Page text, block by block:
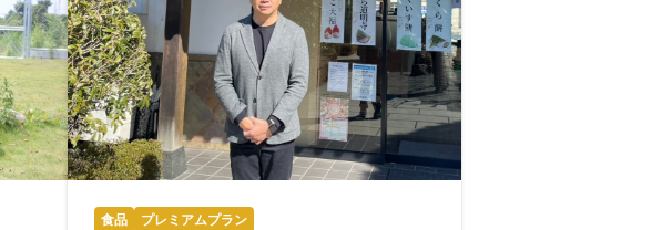
食品 プレミアムプラン